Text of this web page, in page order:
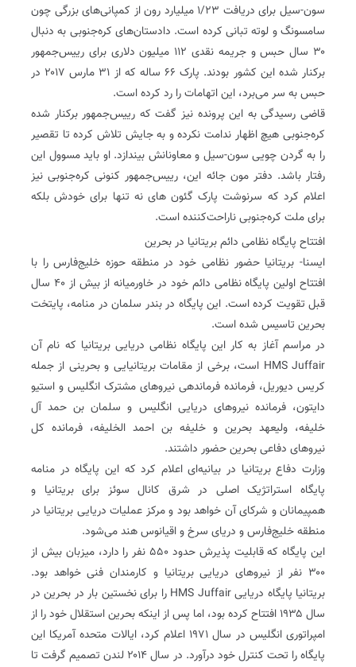
سون-سیل برای دریافت ۱/۲۳ میلیارد رون از کمپانی‌های بزرگی چون
سامسونگ و لوته تبانی کرده است. دادستان‌های کره‌جنوبی به دنبال
۳۰ سال حبس و جریمه نقدی ۱۱۲ میلیون دلاری برای رییس‌جمهور‌
برکنار شده این کشور بودند. پارک ۶۶ ساله که از ۳۱ مارس ۲۰۱۷ در
حبس به سر می‌برد، این اتهامات را رد کرده است.
قاضی رسیدگی به این پرونده نیز گفت که رییس‌جمهور‌ برکنار شده
کره‌جنوبی هیچ اظهار ندامت نکرده و به جایش تلاش کرده تا تقصیر
را به گردن چویی سون-سیل و معاونانش بیندازد. او باید مسوول این
رفتار باشد. دفتر مون جائه این، رییس‌جمهور‌ کنونی کره‌جنوبی نیز
اعلام کرد که سرنوشت پارک گئون‌ های نه تنها برای خودش بلکه
برای ملت کره‌جنوبی ناراحت‌کننده است.
افتتاح پایگاه نظامی دائم بریتانیا در بحرین
ایسنا- بریتانیا حضور نظامی خود در منطقه حوزه خلیج‌فارس را با
افتتاح اولین پایگاه نظامی دائم خود در خاورمیانه از بیش از ۴۰ سال
قبل تقویت کرده است. این پایگاه در بندر سلمان در منامه، پایتخت
بحرین تاسیس شده است.
در مراسم آغاز به کار این پایگاه نظامی دریایی بریتانیا که نام آن
HMS Juffair است، برخی از مقامات بریتانیایی و بحرینی از جمله
کریس دیوریل، فرمانده فرماندهی نیروهای مشترک انگلیس و استیو
دایتون، فرمانده نیروهای دریایی انگلیس و سلمان بن حمد آل
خلیفه، ولیعهد بحرین و خلیفه بن احمد الخلیفه، فرمانده کل
نیروهای دفاعی بحرین حضور داشتند.
وزارت دفاع بریتانیا در بیانیه‌ای اعلام کرد که این پایگاه در منامه
پایگاه استراتژیک اصلی در شرق کانال سوئز برای بریتانیا و
همپیمانان و شرکای آن خواهد بود و مرکز عملیات دریایی بریتانیا در
منطقه خلیج‌فارس و دریای سرخ و اقیانوس هند می‌شود.
این پایگاه که قابلیت پذیرش حدود ۵۵۰ نفر را دارد، میزبان بیش از
۳۰۰ نفر از نیروهای دریایی بریتانیا و کارمندان فنی خواهد بود.
بریتانیا پایگاه دریایی HMS Juffair را برای نخستین بار در بحرین در
سال ۱۹۳۵ افتتاح کرده بود، اما پس از اینکه بحرین استقلال خود را از
امپراتوری انگلیس در سال ۱۹۷۱ اعلام کرد، ایالات متحده آمریکا این
پایگاه را تحت کنترل خود درآورد. در سال ۲۰۱۴ لندن تصمیم گرفت تا